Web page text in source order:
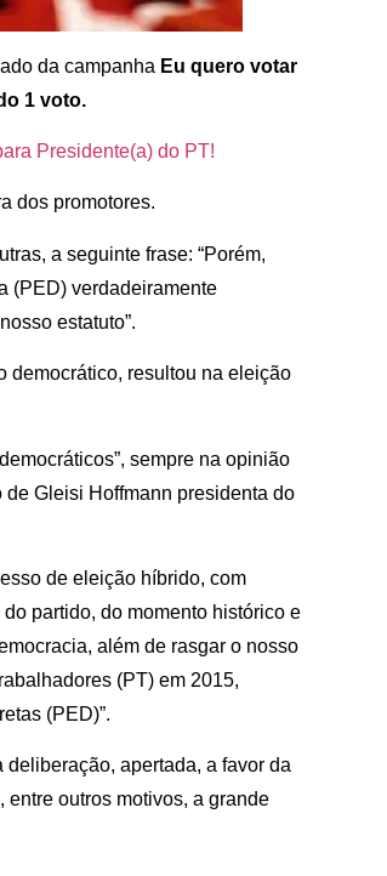
da campanha Eu quero votar
1 voto.
Presidente(a) do PT!
dos promotores.
a seguinte frase: “Porém,
(PED) verdadeiramente
estatuto”.
democrático, resultou na eleição
sempre na opinião
Gleisi Hoffmann presidenta do
de eleição híbrido, com
partido, do momento histórico e
além de rasgar o nosso
(PT) em 2015,
(PED)”.
apertada, a favor da
outros motivos, a grande